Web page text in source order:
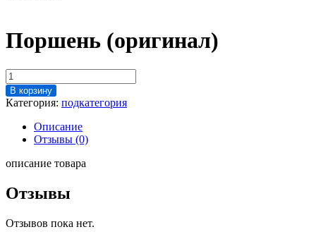
Поршень (оригинал)
Количество
товара
Поршень
(оригинал)
В корзину
Категория: подкатегория
Описание
Отзывы (0)
описание товара
Отзывы
Отзывов пока нет.